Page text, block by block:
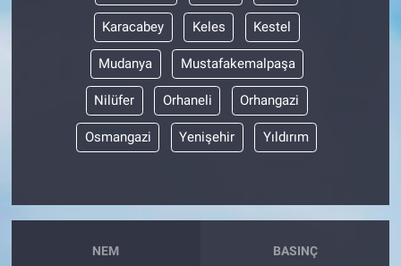
Karacabey Keles Kestel
Mudanya Mustafakemalpaşa
Nilüfer Orhaneli Orhangazi
Osmangazi Yenişehir Yıldırım
NEM BASINÇ